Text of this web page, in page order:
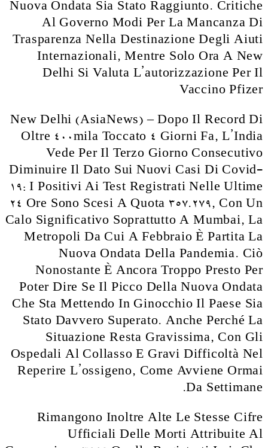
Nuova Ondata Sia Stato Raggiunto. Critiche
Al Governo Modi Per La Mancanza Di
Trasparenza Nella Destinazione Degli Aiuti
Internazionali, Mentre Solo Ora A New
Delhi Si Valuta L’autorizzazione Per Il
Vaccino Pfizer
New Delhi (AsiaNews) – Dopo Il Record Di
Oltre 400mila Toccato 4 Giorni Fa, L’India
Vede Per Il Terzo Giorno Consecutivo
Diminuire Il Dato Sui Nuovi Casi Di Covid-
19: I Positivi Ai Test Registrati Nelle Ultime
24 Ore Sono Scesi A Quota 357.279, Con Un
Calo Significativo Soprattutto A Mumbai, La
Metropoli Da Cui A Febbraio È Partita La
Nuova Ondata Della Pandemia. Ciò
Nonostante È Ancora Troppo Presto Per
Poter Dire Se Il Picco Della Nuova Ondata
Che Sta Mettendo In Ginocchio Il Paese Sia
Stato Davvero Superato. Anche Perché La
Situazione Resta Gravissima, Con Gli
Ospedali Al Collasso E Gravi Difficoltà Nel
Reperire L’ossigeno, Come Avviene Ormai
Da Settimane.
Rimangono Inoltre Alte Le Stesse Cifre
Ufficiali Delle Morti Attribuite Al